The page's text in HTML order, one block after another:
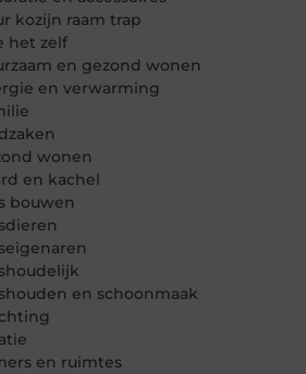
kozijn raam trap
het zelf
en gezond wonen
en verwarming
wonen
en kachel
bouwen
en schoonmaak
en ruimtes